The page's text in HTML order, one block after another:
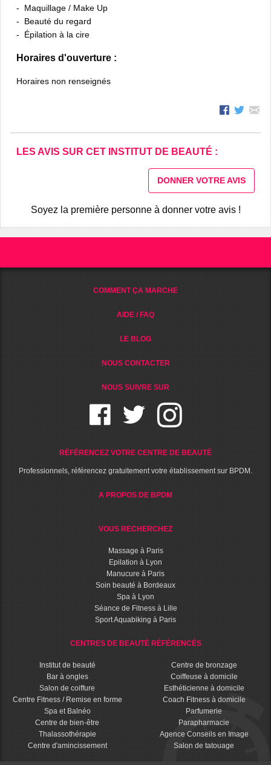
Maquillage / Make Up
Beauté du regard
Épilation à la cire
Horaires d'ouverture :
Horaires non renseignés
LES AVIS SUR CET INSTITUT DE BEAUTÉ :
DONNER VOTRE AVIS
Soyez la première personne à donner votre avis !
COMMENT ÇA MARCHE
AIDE / FAQ
LE BLOG
NOUS CONTACTER
NOUS SUIVRE SUR
RÉFÉRENCEZ VOTRE CENTRE DE BEAUTÉ
Professionnels, référencez gratuitement votre établissement sur BPDM.
A PROPOS DE BPDM
VOUS RECHERCHEZ
Massage à Paris
Epilation à Lyon
Manucure à Paris
Soin beauté à Bordeaux
Spa à Lyon
Séance de Fitness à Lille
Sport Aquabiking à Paris
CENTRES DE BEAUTÉ RÉFÉRENCÉS
Institut de beauté
Bar à ongles
Salon de coiffure
Centre Fitness / Remise en forme
Spa et Balnéo
Centre de bien-être
Thalassothérapie
Centre d'amincissement
Centre de bronzage
Coiffeuse à domicile
Esthéticienne à domicile
Coach Fitness à domicile
Parfumerie
Parapharmacie
Agence Conseils en Image
Salon de tatouage